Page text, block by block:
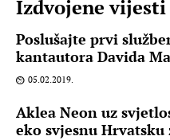
Izdvojene vijesti
Poslušajte prvi
kantautora Davida
05.02.2019.
Aklea Neon uz
eko svjesnu